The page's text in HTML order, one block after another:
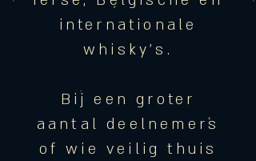
internationale
whisky's.
Bij een groter
aantal deelnemers
of wie veilig thuis